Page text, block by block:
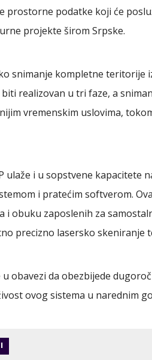
prostorne podatke koji će
projekte širom Srpske.
snimanje kompletne teritorije
biti realizovan u tri faze, a
vremenskim uslovima,
ulaže i u sopstvene kapacitete
i pratećim softverom.
i obuku zaposlenih za
precizno lasersko skeniranje
obavezi da obezbijede
ovog sistema u narednim